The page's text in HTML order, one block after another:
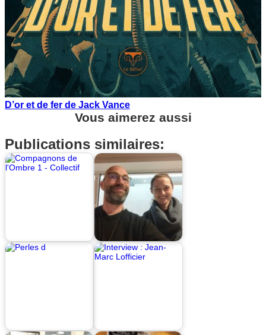
D’or et de fer de Jack Vance
Vous aimerez aussi
Publications similaires: